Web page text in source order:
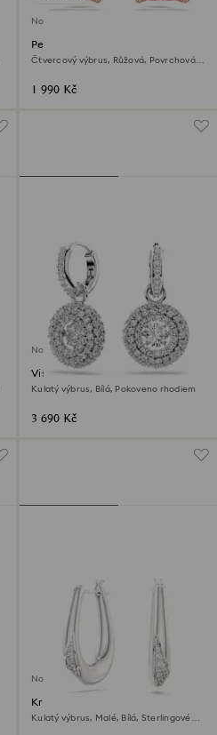
Novinka
Peckové náušnice Stilla
Čtvercový výbrus, Růžová, Povrchová
1 990 Kč
Novinka
Visací náušnice Sublima
Kulatý výbrus, Bílá, Pokoveno rhodiem
3 690 Kč
Novinka
Kruhové náušnice Swarovski
Classica
Kulatý výbrus, Malé, Bílá, Sterlingové